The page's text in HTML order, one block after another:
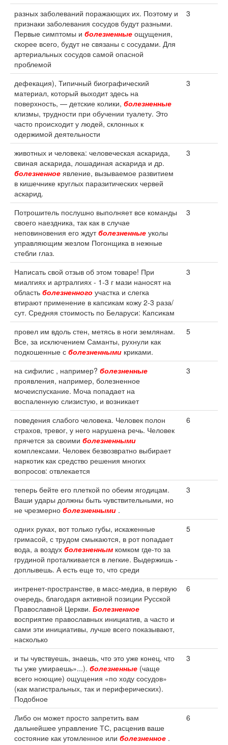
разных заболеваний поражающих их. Поэтому и
признаки заболевания сосудов будут разными.
Первые симптомы и болезненные ощущения,
скорее всего, будут не связаны с сосудами. Для
артериальных сосудов самой опасной
проблемой
3
дефекация), Типичный биографический
материал, который выходит здесь на
поверхность, — детские колики, болезненные
клизмы, трудности при обучении туалету. Это
часто происходит у людей, склонных к
одержимой деятельности
3
животных и человека: человеческая аскарида,
свиная аскарида, лошадиная аскарида и др.
болезненное явление, вызываемое развитием
в кишечнике круглых паразитических червей
аскарид.
3
Потрошитель послушно выполняет все команды
своего наездника, так как в случае
неповиновения его ждутболезненные уколы
управляющим жезлом Погонщика в нежные
стебли глаз.
3
Написать свой отзыв об этом товаре! При
миалгиях и артралгиях - 1-3 г мази наносят на
область болезненного участка и слегка
втирают применение в капсикам кожу 2-3 раза/
сут. Средняя стоимость по Беларуси: Капсикам
3
провел им вдоль стен, метясь в ноги землянам.
Все, за исключением Саманты, рухнули как
подкошенные с болезненными криками.
5
на сифилис , например? болезненные
проявления, например, болезненное
мочеиспускание. Моча попадает на
воспаленную слизистую, и возникает
3
поведения слабого человека. Человек полон
страхов, тревог, у него нарушена речь. Человек
прячется за своими болезненными
комплексами. Человек безвозвратно выбирает
наркотик как средство решения многих
вопросов: отвлекается
6
теперь бейте его плеткой по обеим ягодицам.
Ваши удары должны быть чувствительными, но
не чрезмерно болезненными .
3
одних руках, вот только губы, искаженные
гримасой, с трудом смыкаются, в рот попадает
вода, а воздух болезненным комком где-то за
грудиной проталкивается в легкие. Выдержишь -
доплывешь. А есть еще то, что среди
5
интренет-пространстве, в масс-медиа, в первую
очередь, благодаря активной позиции Русской
Православной Церкви. Болезненное
восприятие православных инициатив, а часто и
сами эти инициативы, лучше всего показывают,
насколько
6
и ты чувствуешь, знаешь, что это уже конец, что
ты уже умираешь»...). болезненные (чаще
всего ноющие) ощущения «по ходу сосудов»
(как магистральных, так и периферических).
Подобное
3
Либо он может просто запретить вам
дальнейшее управление ТС, расценив ваше
состояние как утомленное или болезненное .
6